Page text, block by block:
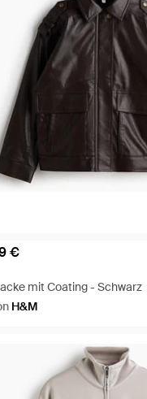
€
mit Coating - Schwarz
H&M